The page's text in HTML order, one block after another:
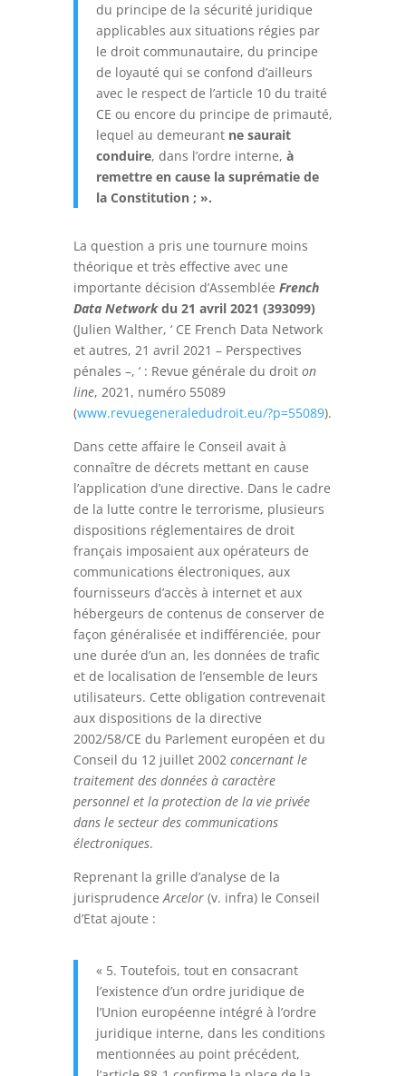
du principe de la sécurité juridique
applicables aux situations régies par
le droit communautaire, du principe
de loyauté qui se confond d’ailleurs
avec le respect de l’article 10 du traité
CE ou encore du principe de primauté,
lequel au demeurant ne saurait
conduire, dans l’ordre interne, à
remettre en cause la suprématie de
la Constitution ; ».
La question a pris une tournure moins
théorique et très effective avec une
importante décision d’Assemblée French
Data Networkdu 21 avril 2021 (393099)
(Julien Walther, ‘ CE French Data Network
et autres, 21 avril 2021 – Perspectives
pénales –, ‘ : Revue générale du droit on
line, 2021, numéro 55089
(www.revuegeneraledudroit.eu/?p=55089).
Dans cette affaire le Conseil avait à
connaître de décrets mettant en cause
l’application d’une directive. Dans le cadre
de la lutte contre le terrorisme, plusieurs
dispositions réglementaires de droit
français imposaient aux opérateurs de
communications électroniques, aux
fournisseurs d’accès à internet et aux
hébergeurs de contenus de conserver de
façon généralisée et indifférenciée, pour
une durée d’un an, les données de trafic
et de localisation de l’ensemble de leurs
utilisateurs. Cette obligation contrevenait
aux dispositions de la directive
2002/58/CE du Parlement européen et du
Conseil du 12 juillet 2002 concernant le
traitement des données à caractère
personnel et la protection de la vie privée
dans le secteur des communications
électroniques.
Reprenant la grille d’analyse de la
jurisprudenceArcelor(v. infra) le Conseil
d’Etat ajoute :
« 5. Toutefois, tout en consacrant
l’existence d’un ordre juridique de
l’Union européenne intégré à l’ordre
juridique interne, dans les conditions
mentionnées au point précédent,